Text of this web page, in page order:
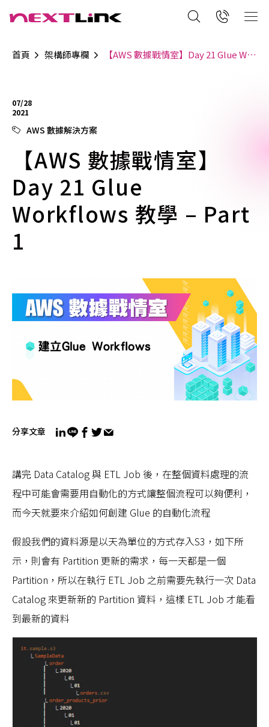
首頁 架構師專欄 【AWS 數據戰情室】Day 21 Glue Workflows 教學 – Part 1
07/28
2021
AWS 數據解決方案
【AWS 數據戰情室】
Day 21 Glue
Workflows 教學 – Part
1
分享文章
講完 Data Catalog 與 ETL Job 後，在整個資料處理的流
程中可能會需要用自動化的方式讓整個流程可以夠便利，
而今天就要來介紹如何創建 Glue 的自動化流程
假設我們的資料源是以天為單位的方式存入S3，如下所
示，則會有 Partition 更新的需求，每一天都是一個
Partition，所以在執行 ETL Job 之前需要先執行一次 Data
Catalog 來更新新的 Partition 資料，這樣 ETL Job 才能看
到最新的資料